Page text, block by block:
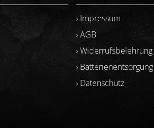
› Impressum
› AGB
› Widerrufsbelehrung
› Batterienentsorgung
› Datenschutz